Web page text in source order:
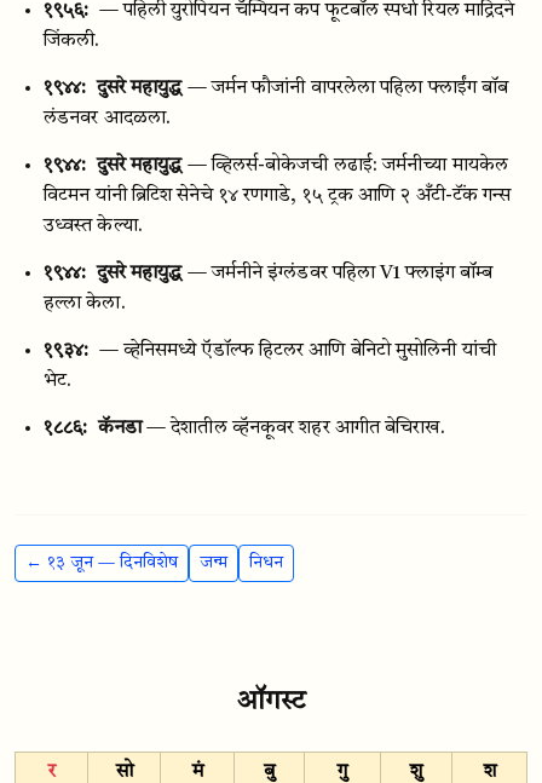
१९५६: — पहिली युरोपियन चॅम्पियन कप फूटबॉल स्पर्धा रियल माद्रिदने
जिंकली.
१९४४: दुसरे महायुद्ध — जर्मन फौजांनी वापरलेला पहिला फ्लाईंग बॉब
लंडनवर आदळला.
१९४४: दुसरे महायुद्ध — व्हिलर्स-बोकेजची लढाई: जर्मनीच्या मायकेल
विटमन यांनी ब्रिटिश सेनेचे १४ रणगाडे, १५ ट्रक आणि २ अँटी-टॅंक गन्स
उध्वस्त केल्या.
१९४४: दुसरे महायुद्ध — जर्मनीने इंग्लंडवर पहिला V1 फ्लाइंग बॉम्ब
हल्ला केला.
१९३४: — व्हेनिसमध्ये ऍडॉल्फ हिटलर आणि बेनिटो मुसोलिनी यांची
भेट.
१८८६: कॅनडा — देशातील व्हॅनकूवर शहर आगीत बेचिराख.
← १३ जून — दिनविशेष जन्म निधन
ऑगस्ट
र सो मं बु गु शु श